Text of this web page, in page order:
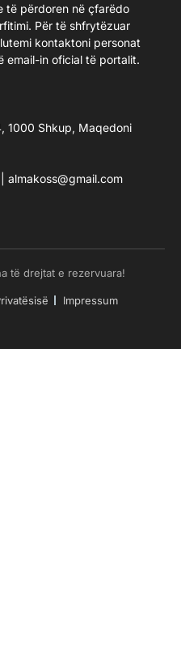
të përdoren në çfarëdo
Për të shfrytëzuar
kontaktoni personat
email-in oficial të portalit.
1000 Shkup, Maqedoni
almakoss@gmail.com
të drejtat e rezervuara!
Impressum